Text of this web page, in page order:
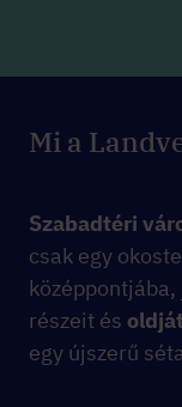
Mi a
Szabadtéri
csak egy
részeit és
egy újszerű